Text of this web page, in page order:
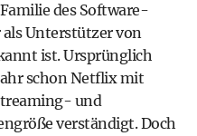
des Software-
Unterstützer von
ist. Ursprünglich
schon Netflix mit
und
verständigt. Doch